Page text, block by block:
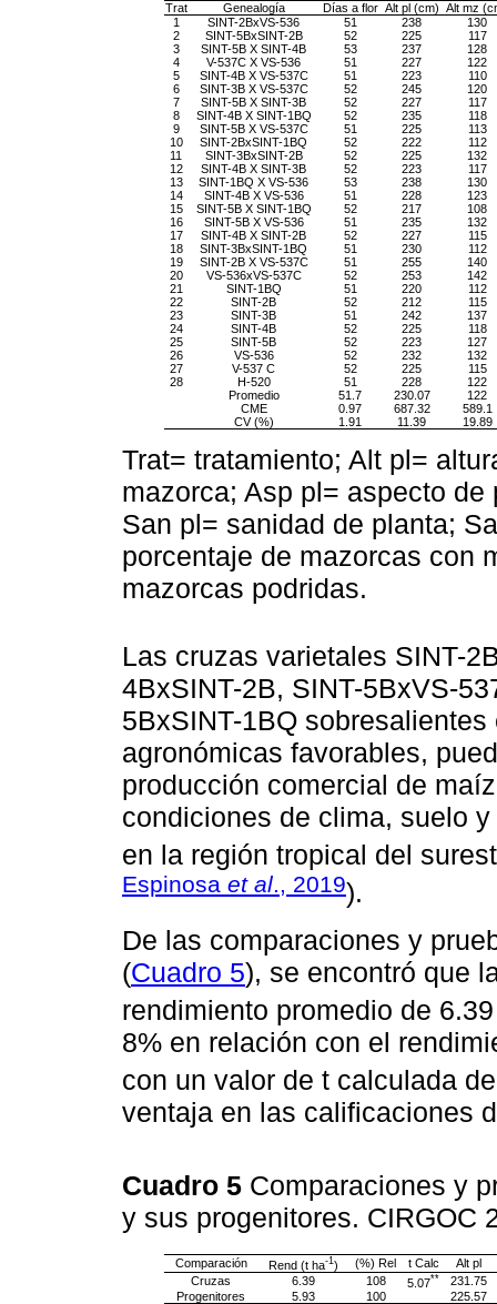
Trat Genealogía Días a flor Alt pl (cm) Alt mz
1
SINT-2BxVS-536 51 238
130
2
SINT-5BxSINT-2B 52 225
117
3
SINT-5B X SINT-4B 53 237
128
4
V-537C X VS-536 51 227
122
5
SINT-4B X VS-537C 51 223
110
6
SINT-3B X VS-537C 52 245
120
7
SINT-5B X SINT-3B 52 227
117
8
SINT-4B X SINT-1BQ 52 235
118
9
SINT-5B X VS-537C 51 225
113
10
SINT-2BxSINT-1BQ 52 222
112
11
SINT-3BxSINT-2B 52 225
132
12
SINT-4B X SINT-3B 52 223
117
13
SINT-1BQ X VS-536 53 238
130
14
SINT-4B X VS-536 51 228
123
15
SINT-5B X SINT-1BQ 52 217
108
16
SINT-5B X VS-536 51 235
132
17
SINT-4B X SINT-2B 52 227
115
18
SINT-3BxSINT-1BQ 51 230
112
19
SINT-2B X VS-537C 51 255
140
20
VS-536xVS-537C 52 253
142
21
SINT-1BQ 51 220
112
22
SINT-2B 52 212
115
23
SINT-3B 51 242
137
24
SINT-4B 52 225
118
25
SINT-5B 52 223
127
26
VS-536 52 232
132
27
V-537 C 52 225
115
28
H-520 51 228
122
Promedio
51.7 230.07
122
CME
0.97 687.32
589.1
CV (%)
1.91 11.39 19.89
Trat= tratamiento; Alt pl=
mazorca; Asp pl= aspecto
San pl= sanidad de planta;
porcentaje de mazorcas con
mazorcas podridas.
Las cruzas varietales SINT-
4BxSINT-2B, SINT-5BxVS-
5BxSINT-1BQ
agronómicas favorables,
producción comercial de
condiciones de clima, suelo
en la región tropical del
Espinosa et al., 2019).
De las comparaciones y
(Cuadro 5), se encontró que
rendimiento promedio de
8% en relación con el
con un valor de t calculada
ventaja en las calificaciones
Cuadro 5 Comparaciones y
y sus progenitores. CIRGOC
Comparación Rend (t ha-1 ) (%) Rel t Calc
Alt pl
Cruzas
6.39 108 5.07**
231.75
Progenitores
5.93 100 225.57